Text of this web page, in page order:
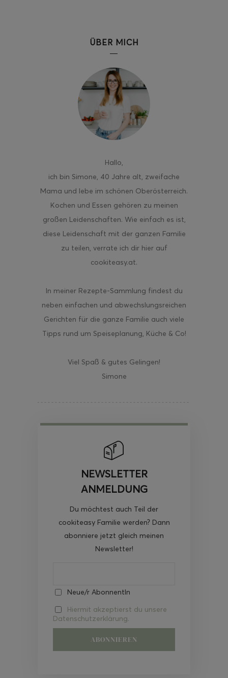
ÜBER MICH
Hallo,
ich bin Simone, 40 Jahre alt, zweifache
Mama und lebe im schönen Oberösterreich.
Kochen und Essen gehören zu meinen
großen Leidenschaften. Wie einfach es ist,
diese Leidenschaft mit der ganzen Familie
zu teilen, verrate ich dir hier auf
cookiteasy.at.
In meiner Rezepte-Sammlung findest du
neben einfachen und abwechslungsreichen
Gerichten für die ganze Familie auch viele
Tipps rund um Speiseplanung, Küche & Co!
Viel Spaß & gutes Gelingen!
Simone
NEWSLETTER
ANMELDUNG
Du möchtest auch Teil der
cookiteasy Familie werden? Dann
abonniere jetzt gleich meinen
Newsletter!
Neue/r AbonnentIn
Hiermit akzeptierst du unsere
Datenschutzerklärung.